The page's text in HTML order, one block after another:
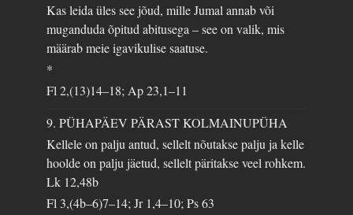
Kas leida üles see jõud, mille Jumal annab või
muganduda õpitud abitusega – see on valik, mis
määrab meie igavikulise saatuse.
*
Fl 2,(13)14–18; Ap 23,1–11
9. PÜHAPÄEV PÄRAST KOLMAINUPÜHA
Kellele on palju antud, sellelt nõutakse palju ja kelle
hoolde on palju jäetud, sellelt päritakse veel rohkem.
Lk 12,48b
Fl 3,(4b–6)7–14; Jr 1,4–10; Ps 63